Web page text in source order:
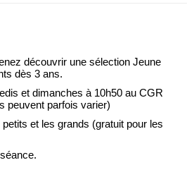
découvrir une sélection Jeune
dès 3 ans.
et dimanches à 10h50 au CGR
peuvent parfois varier)
et les grands (gratuit pour les